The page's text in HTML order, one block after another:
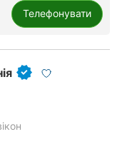
Телефонувати